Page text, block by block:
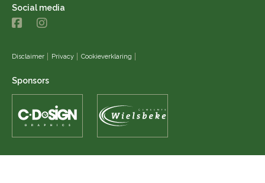
Social media
Disclaimer Privacy Cookieverklaring
Sponsors